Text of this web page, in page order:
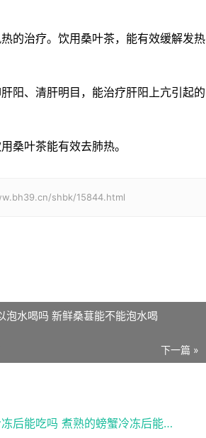
的治疗。饮用桑叶茶，能有效缓解发热
阳、清肝明目，能治疗肝阳上亢引起的
桑叶茶能有效去肺热。
shbk/15844.html
泡水喝吗 新鲜桑葚能不能泡水喝
下一篇 »
煮熟的螃蟹冷冻后能吃吗 煮熟的螃蟹冷冻后能不能吃